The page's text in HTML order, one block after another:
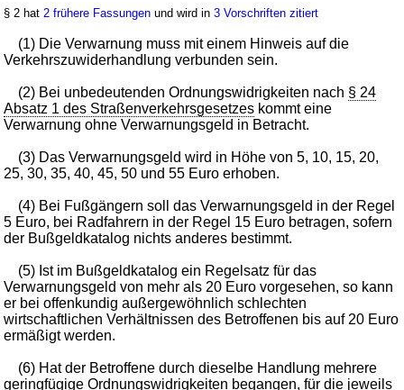
§ 2 hat 2 frühere Fassungen und wird in3 Vorschriften zitiert
(1) Die Verwarnung muss mit einem Hinweis auf die
Verkehrszuwiderhandlung verbunden sein.
(2) Bei unbedeutenden Ordnungswidrigkeiten nach § 24
Absatz 1 des Straßenverkehrsgesetzes kommt eine
Verwarnung ohne Verwarnungsgeld in Betracht.
(3) Das Verwarnungsgeld wird in Höhe von 5, 10, 15, 20,
25, 30, 35, 40, 45, 50 und 55 Euro erhoben.
(4) Bei Fußgängern soll das Verwarnungsgeld in der Regel
5 Euro, bei Radfahrern in der Regel 15 Euro betragen, sofern
der Bußgeldkatalog nichts anderes bestimmt.
(5) Ist im Bußgeldkatalog ein Regelsatz für das
Verwarnungsgeld von mehr als 20 Euro vorgesehen, so kann
er bei offenkundig außergewöhnlich schlechten
wirtschaftlichen Verhältnissen des Betroffenen bis auf 20 Euro
ermäßigt werden.
(6) Hat der Betroffene durch dieselbe Handlung mehrere
geringfügige Ordnungswidrigkeiten begangen, für die jeweils